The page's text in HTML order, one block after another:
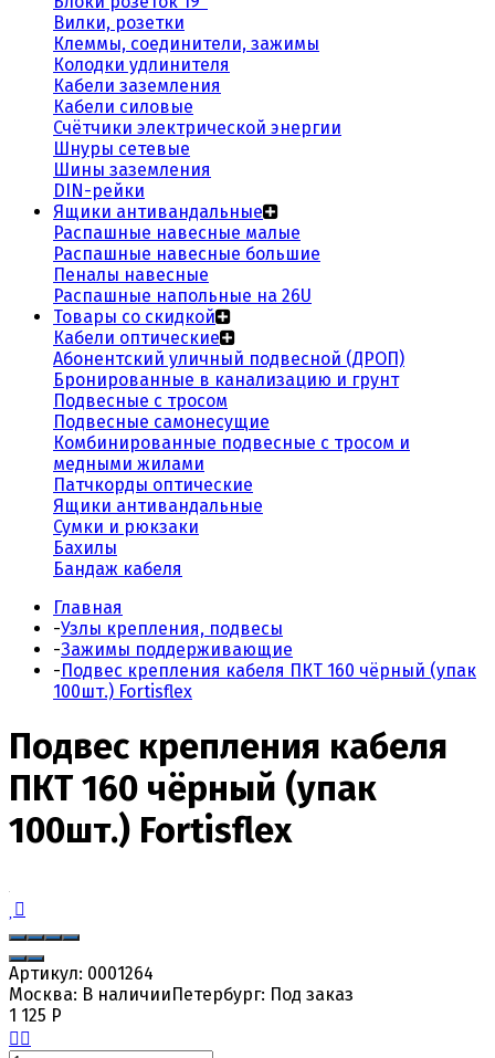
Вилки, розетки
Клеммы, соединители, зажимы
Колодки удлинителя
Кабели заземления
Кабели силовые
Счётчики электрической энергии
Шнуры сетевые
Шины заземления
DIN-рейки
Ящики антивандальные
Распашные навесные малые
Распашные навесные большие
Пеналы навесные
Распашные напольные на 26U
Товары со скидкой
Кабели оптические
Абонентский уличный подвесной (ДРОП)
Бронированные в канализацию и грунт
Подвесные с тросом
Подвесные самонесущие
Комбинированные подвесные с тросом и
медными жилами
Патчкорды оптические
Ящики антивандальные
Сумки и рюкзаки
Бахилы
Бандаж кабеля
Главная
-Узлы крепления, подвесы
-Зажимы поддерживающие
-Подвес крепления кабеля ПКТ 160 чёрный (упак
100шт.) Fortisflex
Подвес крепления кабеля
ПКТ 160 чёрный (упак
100шт.) Fortisflex
Артикул: 0001264
Москва: В наличииПетербург: Под заказ
1 125 Р